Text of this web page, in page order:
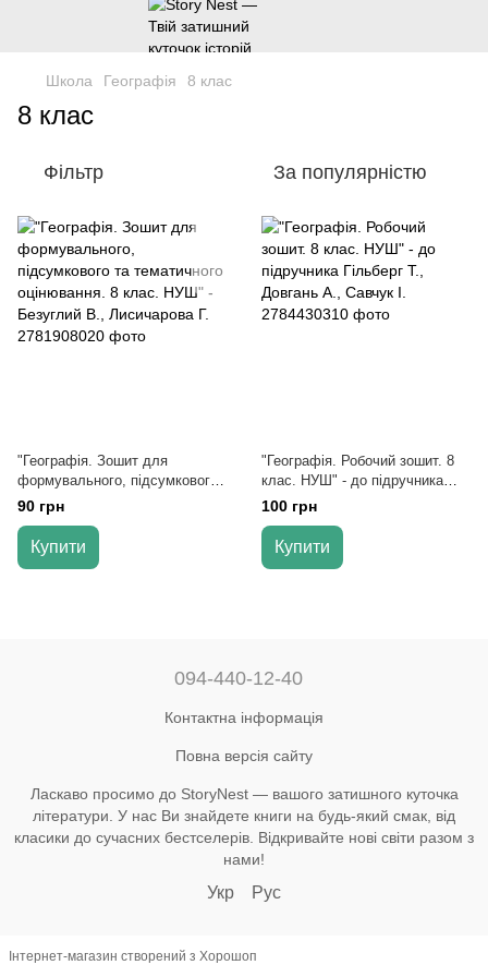
Школа Географія 8 клас
8 клас
Фільтр За популярністю
"Географія. Зошит для
формувального, підсумкового
та тематичного оцінювання. 8
клас. НУШ" - Безуглий В.,
Лисичарова Г.
90 грн
Купити
"Географія. Робочий зошит. 8
клас. НУШ" - до підручника
Гільберг Т., Довгань А., Савчук
100 грн
Купити
094-440-12-40
Контактна інформація
Повна версія сайту
Ласкаво просимо до StoryNest — вашого затишного куточка
літератури. У нас Ви знайдете книги на будь-який смак, від
класики до сучасних бестселерів. Відкривайте нові світи разом з
нами!
Укр Рус
Інтернет-магазин створений з Хорошоп